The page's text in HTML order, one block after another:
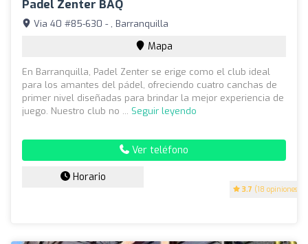
Padel Zenter BAQ
3.7 (18 opiniones)
Via 40 #85-630 - , Barranquilla
Mapa
En Barranquilla, Padel Zenter se erige como el club ideal
para los amantes del pádel, ofreciendo cuatro canchas de
primer nivel diseñadas para brindar la mejor experiencia de
juego. Nuestro club no ... Seguir leyendo
Ver teléfono
Horario